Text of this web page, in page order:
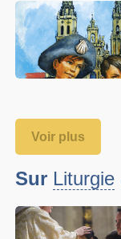
Voir plus
Sur Liturgie